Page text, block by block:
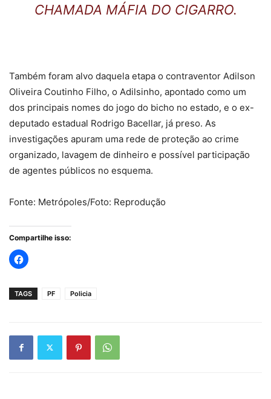
CHAMADA MÁFIA DO CIGARRO.
Também foram alvo daquela etapa o contraventor Adilson
Oliveira Coutinho Filho, o Adilsinho, apontado como um
dos principais nomes do jogo do bicho no estado, e o ex-
deputado estadual Rodrigo Bacellar, já preso. As
investigações apuram uma rede de proteção ao crime
organizado, lavagem de dinheiro e possível participação
de agentes públicos no esquema.
Fonte: Metrópoles/Foto: Reprodução
Compartilhe isso:
TAGS PF Policia